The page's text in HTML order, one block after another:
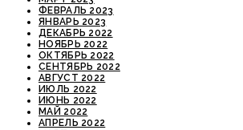
ФЕВРАЛЬ 2023
ЯНВАРЬ 2023
ДЕКАБРЬ 2022
НОЯБРЬ 2022
ОКТЯБРЬ 2022
СЕНТЯБРЬ 2022
АВГУСТ 2022
ИЮЛЬ 2022
ИЮНЬ 2022
МАЙ 2022
АПРЕЛЬ 2022